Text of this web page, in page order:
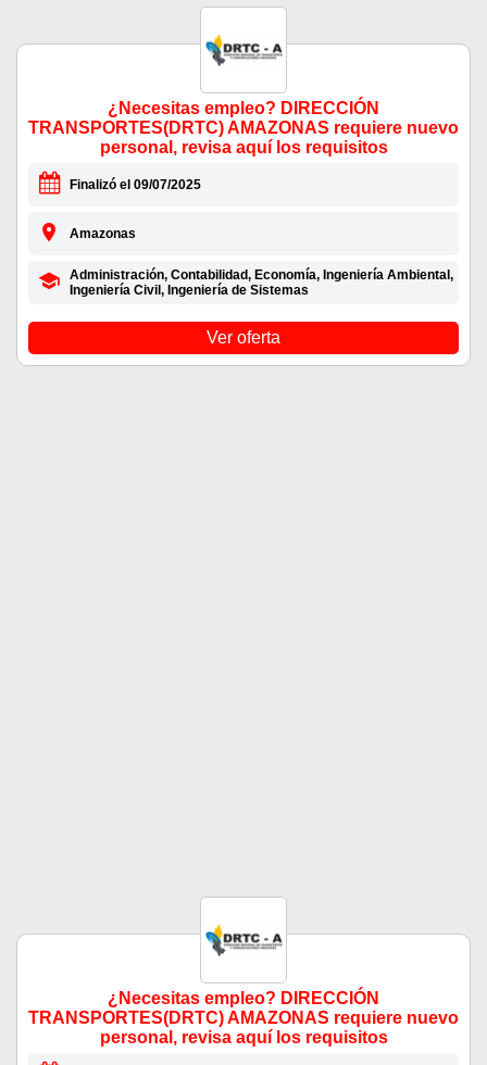
¿Necesitas empleo? DIRECCIÓN
TRANSPORTES(DRTC) AMAZONAS requiere nuevo
personal, revisa aquí los requisitos
Finalizó el 09/07/2025
Amazonas
Administración, Contabilidad, Economía, Ingeniería Ambiental,
Ingeniería Civil, Ingeniería de Sistemas
Ver oferta
¿Necesitas empleo? DIRECCIÓN
TRANSPORTES(DRTC) AMAZONAS requiere nuevo
personal, revisa aquí los requisitos